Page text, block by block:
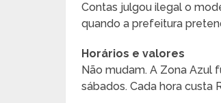
Contas julgou ilegal o
quando a prefeitura
Horários e valores
Não mudam. A Zona Azul
sábados. Cada hora custa